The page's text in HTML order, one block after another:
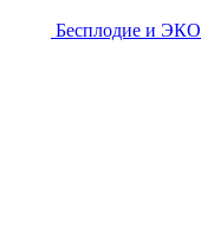
Бесплодие и ЭКО